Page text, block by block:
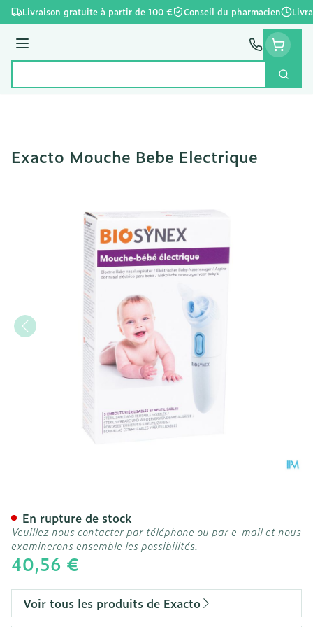
Aller au contenu
Livraison gratuite à partir de 100 € Conseil du pharmacien
Menu
Exacto Mouche Bebe Electrique
40,56 €
En rupture de stock
Veuillez nous contacter par téléphone ou par e-mail et nous
examinerons ensemble les possibilités.
Voir tous les produits de Exacto